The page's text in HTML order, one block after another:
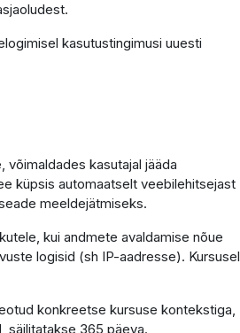
kasutustingimusi uuesti
kasutajal jääda
küpsis automaatselt veebilehitsejast
meeldejätmiseks.
kui andmete avaldamise nõue
logisid (sh IP-aadresse). Kursusel
konkreetse kursuse kontekstiga,
säilitatakse 365 päeva.